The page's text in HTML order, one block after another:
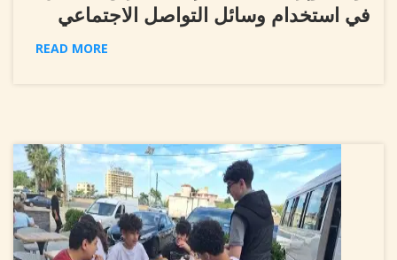
في استخدام وسائل التواصل الاجتماعي
READ MORE